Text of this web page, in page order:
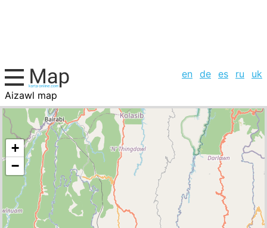
en de es ru
uk
Aizawl map
India, cities list
+
−